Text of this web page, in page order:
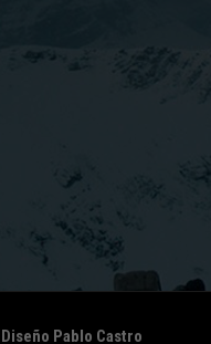
Diseño Pablo Castro